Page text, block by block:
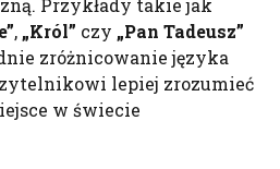
Przykłady takie jak
, „Król” czy „Pan Tadeusz”
zróżnicowanie języka
lepiej zrozumieć
w świecie